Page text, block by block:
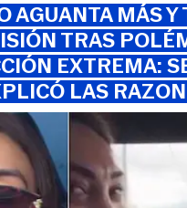
AGUANTA MÁS
TRAS
EXTREMA:
LAS